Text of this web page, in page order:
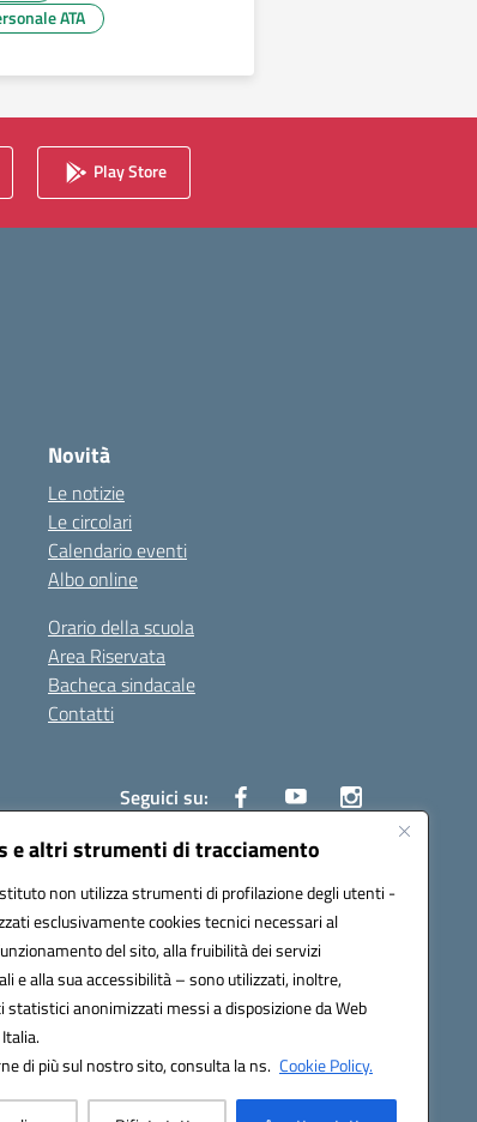
e altri strumenti di tracciamento
non utilizza strumenti di profilazione degli utenti -
esclusivamente cookies tecnici necessari al
del sito, alla fruibilità dei servizi
e alla sua accessibilità – sono utilizzati, inoltre,
anonimizzati messi a disposizione da Web
di più sul nostro sito, consulta la ns. Cookie Policy.
ATA
Play Store
Novità
Le notizie
Le circolari
Calendario eventi
Albo online
Orario della scuola
Area Riservata
Bacheca sindacale
Contatti
Seguici su: